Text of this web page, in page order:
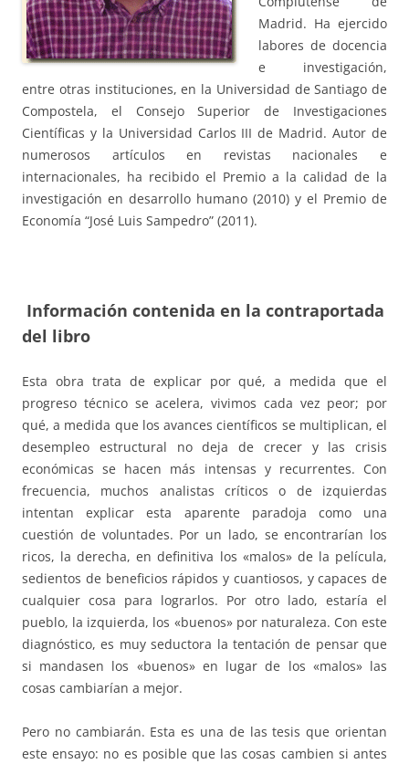
Madrid. Ha ejercido
labores de docencia
e investigación,
entre otras instituciones, en la Universidad de Santiago de
Compostela, el Consejo Superior de Investigaciones
Científicas y la Universidad Carlos III de Madrid. Autor de
numerosos artículos en revistas nacionales e
internacionales, ha recibido el Premio a la calidad de la
investigación en desarrollo humano (2010) y el Premio de
Economía “José Luis Sampedro” (2011).
Información contenida en la contraportada
del libro
Esta obra trata de explicar por qué, a medida que el
progreso técnico se acelera, vivimos cada vez peor; por
qué, a medida que los avances científicos se multiplican, el
desempleo estructural no deja de crecer y las crisis
económicas se hacen más intensas y recurrentes. Con
frecuencia, muchos analistas críticos o de izquierdas
intentan explicar esta aparente paradoja como una
cuestión de voluntades. Por un lado, se encontrarían los
ricos, la derecha, en definitiva los «malos» de la película,
sedientos de beneficios rápidos y cuantiosos, y capaces de
cualquier cosa para lograrlos. Por otro lado, estaría el
pueblo, la izquierda, los «buenos» por naturaleza. Con este
diagnóstico, es muy seductora la tentación de pensar que
si mandasen los «buenos» en lugar de los «malos» las
cosas cambiarían a mejor.
Pero no cambiarán. Esta es una de las tesis que orientan
este ensayo: no es posible que las cosas cambien si antes